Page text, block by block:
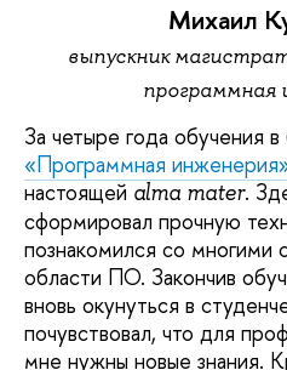
Михаил
выпускник
программная
За четыре года обучения в
«Программная
настоящей alma mater.
сформировал прочную
познакомился со многими
области ПО. Закончив
вновь окунуться в
почувствовал, что для
мне нужны новые знания.